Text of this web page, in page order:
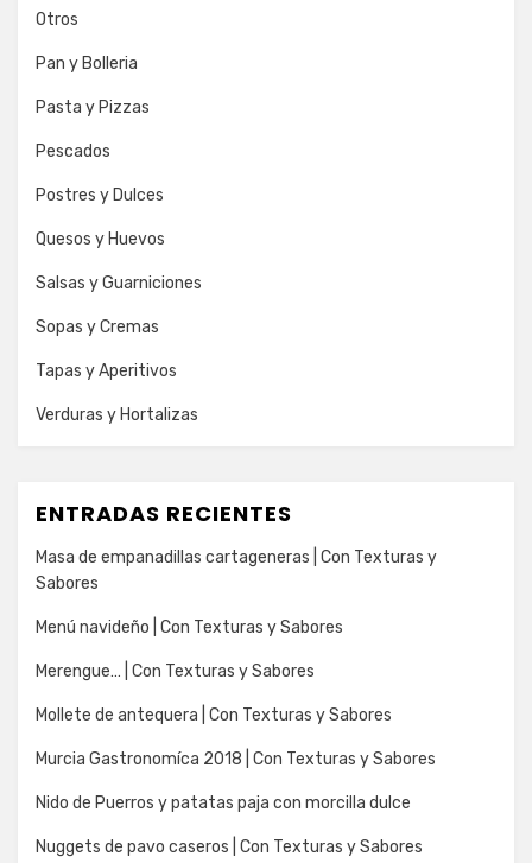
Otros
Pan y Bolleria
Pasta y Pizzas
Pescados
Postres y Dulces
Quesos y Huevos
Salsas y Guarniciones
Sopas y Cremas
Tapas y Aperitivos
Verduras y Hortalizas
ENTRADAS RECIENTES
Masa de empanadillas cartageneras | Con Texturas y
Sabores
Menú navideño | Con Texturas y Sabores
Merengue… | Con Texturas y Sabores
Mollete de antequera | Con Texturas y Sabores
Murcia Gastronomíca 2018 | Con Texturas y Sabores
Nido de Puerros y patatas paja con morcilla dulce
Nuggets de pavo caseros | Con Texturas y Sabores